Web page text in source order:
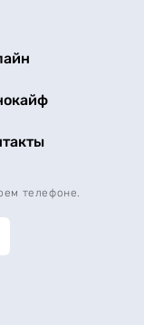
телефоне.